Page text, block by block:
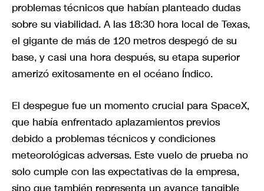
problemas técnicos que habían planteado dudas
sobre su viabilidad. A las 18:30 hora local de Texas,
el gigante de más de 120 metros despegó de su
base, y casi una hora después, su etapa superior
amerizó exitosamente en el océano Índico.
El despegue fue un momento crucial para SpaceX,
que había enfrentado aplazamientos previos
debido a problemas técnicos y condiciones
meteorológicas adversas. Este vuelo de prueba no
solo cumple con las expectativas de la empresa,